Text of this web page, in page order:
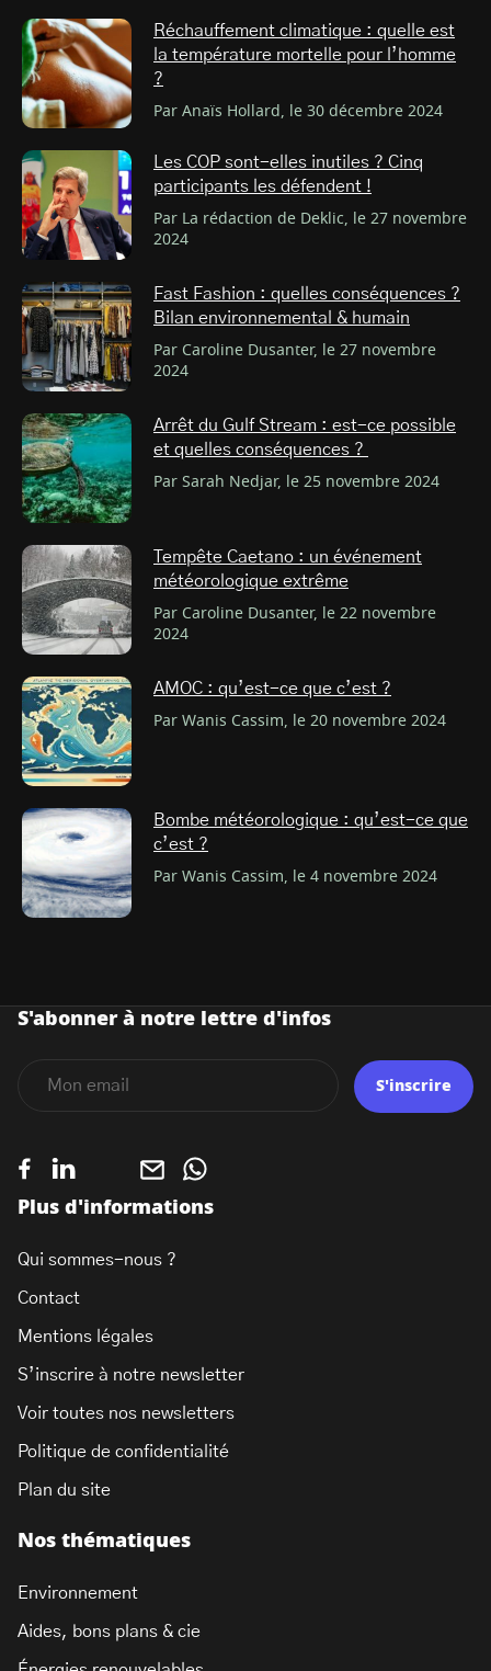
Réchauffement climatique : quelle est
la température mortelle pour l’homme
?
Par Anaïs Hollard, le 30 décembre 2024
Les COP sont-elles inutiles ? Cinq
participants les défendent !
Par La rédaction de Deklic, le 27 novembre
2024
Fast Fashion : quelles conséquences ?
Bilan environnemental & humain
Par Caroline Dusanter, le 27 novembre
2024
Arrêt du Gulf Stream : est-ce possible
et quelles conséquences ?
Par Sarah Nedjar, le 25 novembre 2024
Tempête Caetano : un événement
météorologique extrême
Par Caroline Dusanter, le 22 novembre
2024
AMOC : qu’est-ce que c’est ?
Par Wanis Cassim, le 20 novembre 2024
Bombe météorologique : qu’est-ce que
c’est ?
Par Wanis Cassim, le 4 novembre 2024
Nos thématiques
Environnement
Aides, bons plans & cie
Plus d'informations
Qui sommes-nous ?
Contact
Mentions légales
S’inscrire à notre newsletter
Voir toutes nos newsletters
Politique de confidentialité
Plan du site
S'abonner à notre lettre d'infos
S'inscrire